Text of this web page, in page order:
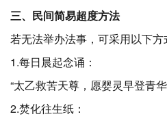
三、民间简易超度方法
若无法举办法事，可采用以下方
1.每日晨起念诵：
“太乙救苦天尊，愿婴灵早登青华
2.焚化往生纸：